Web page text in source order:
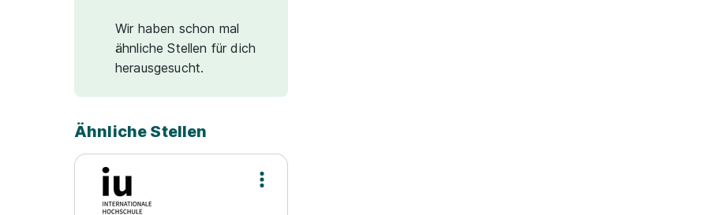
Wir haben schon mal
ähnliche Stellen für dich
herausgesucht.
Ähnliche Stellen